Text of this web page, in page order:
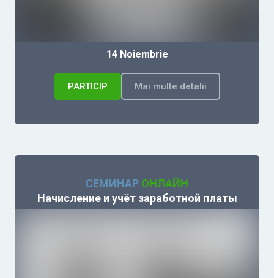
14 Noiembrie
PARTICIP Mai multe detalii
СЕМИНАР ОНЛАЙН
Начисление и учёт заработной платы